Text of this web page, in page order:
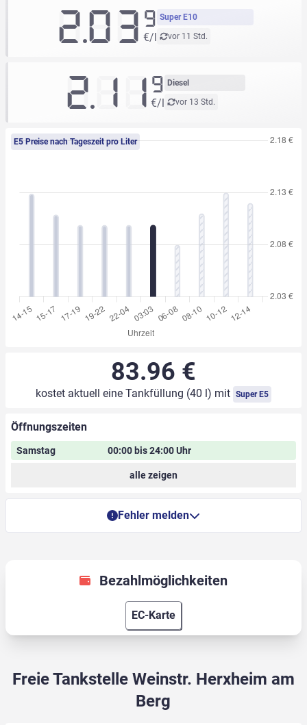
Super E10
vor 11 Std.
2.03 9
€/l
Diesel
vor 13 Std.
2.119
€/l
E5 Preise nach Tageszeit pro Liter
83.96 €
kostet aktuell eine Tankfüllung (40 l) mit Super E5
Öffnungszeiten
Samstag 00:00 bis 24:00 Uhr
alle zeigen
Fehler melden
Bezahlmöglichkeiten
EC-Karte
Freie Tankstelle Weinstr. Herxheim am
Berg